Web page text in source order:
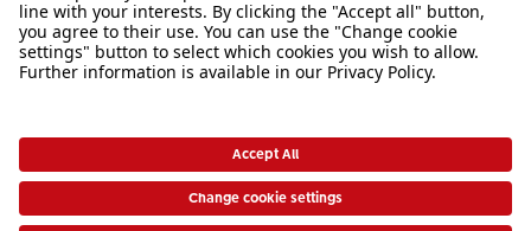
Sortiment
Inspiration
Bei Fragen zu Produkten oder der Bestellung können Sie uns gerne von